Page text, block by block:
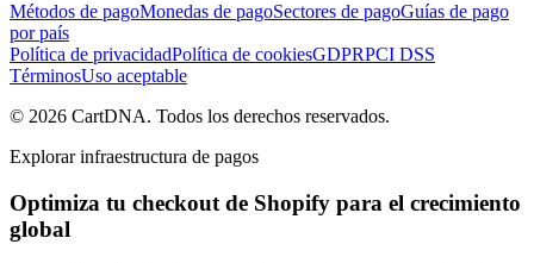
Métodos de pagoMonedas de pagoSectores de pagoGuías de pago
por país
Política de privacidadPolítica de cookiesGDPRPCI DSS
TérminosUso aceptable
© 2026 CartDNA. Todos los derechos reservados.
Explorar infraestructura de pagos
Optimiza tu checkout de Shopify para el crecimiento
global